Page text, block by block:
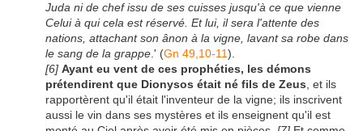
Juda ni de chef issu de ses cuisses jusqu'à ce que vienne
Celui à qui cela est réservé. Et lui, il sera l'attente des
nations, attachant son ânon à la vigne, lavant sa robe dans
le sang de la grappe .' (Gn 49,10-11).
[6] Ayant eu vent de ces prophéties, les démons
prétendirent que Dionysos était né fils de Zeus , et ils
rapportèrent qu'il était l'inventeur de la vigne; ils inscrivent
aussi le vin dans ses mystères et ils enseignent qu'il est